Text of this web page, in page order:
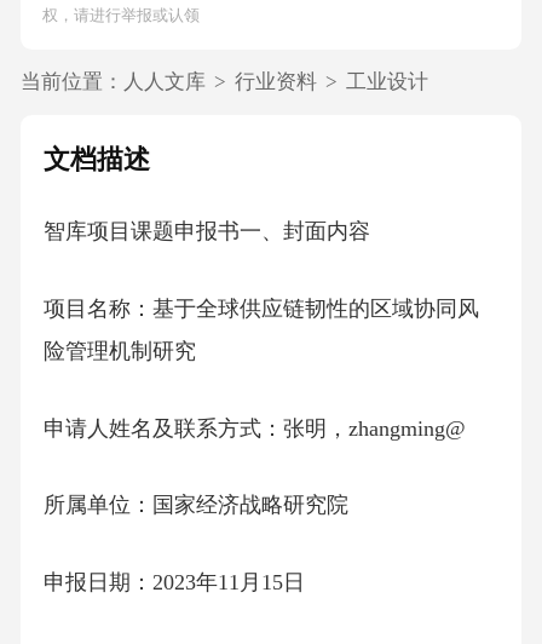
权，请进行举报或认领
当前位置： 人人文库 > 行业资料 > 工业设计
文档描述
智库项目课题申报书一、封面内容
项目名称：基于全球供应链韧性的区域协同风
险管理机制研究
申请人姓名及联系方式：张明，zhangming@
所属单位：国家经济战略研究院
申报日期：2023年11月15日